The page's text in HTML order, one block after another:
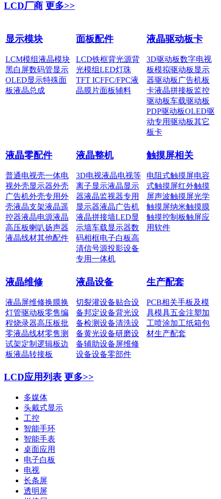
LCD厂商 更多>>
显示模块
LCM模组液晶模块
黑白屏数码管显示
OLED显示特殊面
板液晶总成
面板配件
LCD铁框背光源背
光模组LED灯珠
TFT ICFFC/FPC液
晶膜片面板辅料
液晶驱动板卡
3D驱动板数字电视
板模拟驱动板 显示
器驱动板广告机板
卡液晶拼接板监控
驱动板车载驱动板
PDP驱动板OLED驱
动专用驱动板其它
板卡
液晶零配件
普通电视壳一体电
视外壳显示器外壳
广告机外壳专用外
壳液晶支架液晶遥
控器液晶电源液晶
高压板喇叭扬声器
液晶线材其他配件
液晶整机
3D电视液晶电视等
离子显示液晶显示
器液晶监视器专用
显示器液晶广告机
液晶拼接墙LED显
示墙车载显示器数
码相框电子白板高
清信号源投影设备
专用一体机
触摸屏相关
电阻式触摸屏电容
式触摸屏红外触摸
屏声波触摸屏光学
触摸屏纳米触摸膜
触摸控制板触屏应
用软件
液晶维修
液晶屏维修换膜换
灯管驱动板零售编
程烧录器高压板批
零液晶线材零售测
试架定制 逻辑板边
板液晶转接板
液晶设备
切裂灌设备贴合设
备邦定设备背光设
备检测设备清洗设
备黄光设备研磨设
备辅助设备屏维修
设备设备零部件
生产配套
PCB相关手板及模
具模具五金注塑加
工喷涂加工纸箱包
材生产配套
LCD应用列表 更多>>
多媒体
头戴式显示
工控
智能手环
智能手表
桌面应用
电子白板
电视
长条屏
透明屏